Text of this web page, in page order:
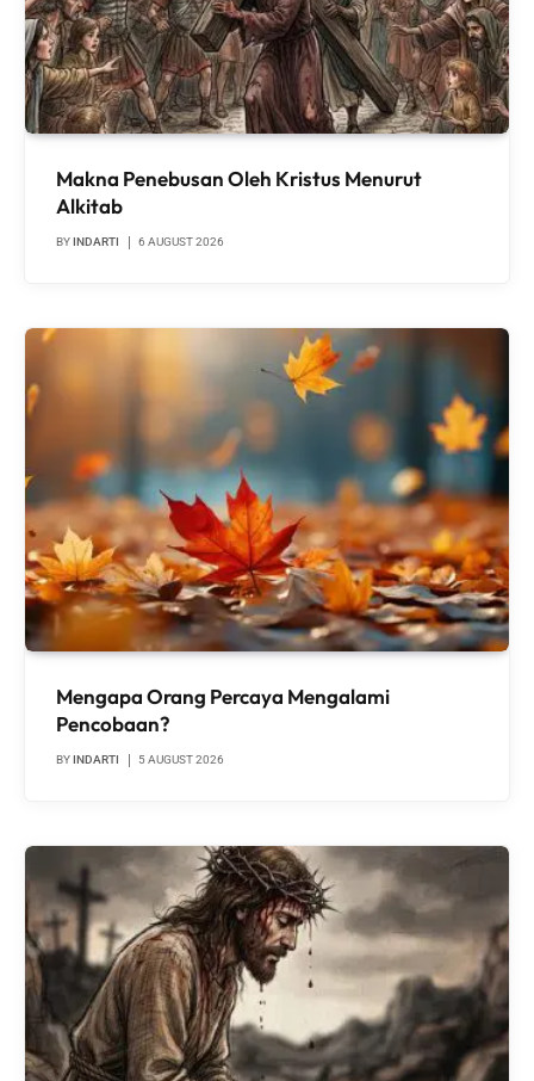
Makna Penebusan Oleh Kristus Menurut
Alkitab
BYINDARTI 6 AUGUST 2026
Mengapa Orang Percaya Mengalami
Pencobaan?
BYINDARTI 5 AUGUST 2026